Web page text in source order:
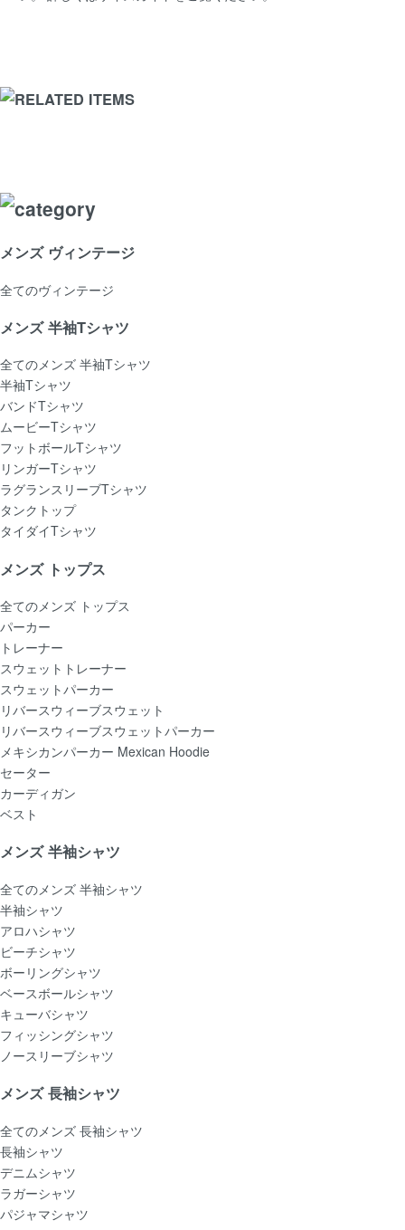
メンズ ヴィンテージ
全てのヴィンテージ
メンズ 半袖Tシャツ
全てのメンズ 半袖Tシャツ
半袖Tシャツ
バンドTシャツ
ムービーTシャツ
フットボールTシャツ
リンガーTシャツ
ラグランスリーブTシャツ
タンクトップ
タイダイTシャツ
メンズ トップス
全てのメンズ トップス
パーカー
トレーナー
スウェットトレーナー
スウェットパーカー
リバースウィーブスウェット
リバースウィーブスウェットパーカー
メキシカンパーカー Mexican Hoodie
セーター
カーディガン
ベスト
メンズ 半袖シャツ
全てのメンズ 半袖シャツ
半袖シャツ
アロハシャツ
ビーチシャツ
ボーリングシャツ
ベースボールシャツ
キューバシャツ
フィッシングシャツ
ノースリーブシャツ
メンズ 長袖シャツ
全てのメンズ 長袖シャツ
長袖シャツ
デニムシャツ
ラガーシャツ
パジャマシャツ